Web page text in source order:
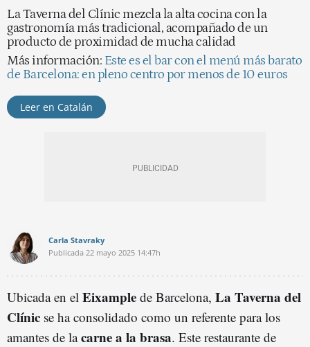
La Taverna del Clínic mezcla la alta cocina con la
gastronomía más tradicional, acompañado de un
producto de proximidad de mucha calidad
Más información: Este es el bar con el menú más barato
de Barcelona: en pleno centro por menos de 10 euros
Leer en Catalán
Carla Stavraky
Publicada 22 mayo 2025 14:47h
Ubicada en el Eixample de Barcelona, La Taverna del
Clínic se ha consolidado como un referente para los
amantes de lacarne a la brasa. Este restaurante de